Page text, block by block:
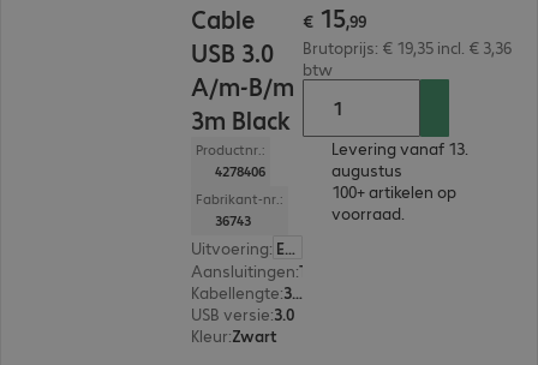
Cable
USB 3.0
A/m-B/m
3m Black
Productnr.:
4278406
Fabrikant-nr.:
36743
Uitvoering: Europa
Aansluitingen:
Kabellengte: 3 m
USB versie:3.0
Kleur:Zwart
€ 15,99
Brutoprijs: € 19,35 incl. € 3,36
btw
Levering vanaf 13.
augustus
100+ artikelen op
voorraad.